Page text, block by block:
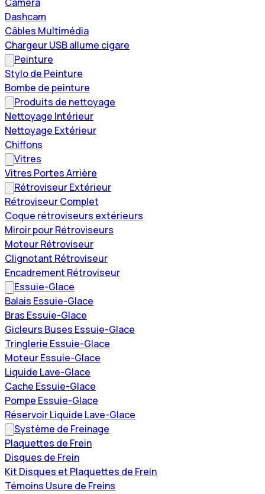
Dashcam
Câbles Multimédia
Chargeur USB allume cigare
Peinture
Stylo de Peinture
Bombe de peinture
Produits de nettoyage
Nettoyage Intérieur
Nettoyage Extérieur
Chiffons
Vitres
Vitres Portes Arrière
Rétroviseur Extérieur
Rétroviseur Complet
Coque rétroviseurs extérieurs
Miroir pour Rétroviseurs
Moteur Rétroviseur
Clignotant Rétroviseur
Encadrement Rétroviseur
Essuie-Glace
Balais Essuie-Glace
Bras Essuie-Glace
Gicleurs Buses Essuie-Glace
Tringlerie Essuie-Glace
Moteur Essuie-Glace
Liquide Lave-Glace
Cache Essuie-Glace
Pompe Essuie-Glace
Réservoir Liquide Lave-Glace
Système de Freinage
Plaquettes de Frein
Disques de Frein
Kit Disques et Plaquettes de Frein
Témoins Usure de Freins